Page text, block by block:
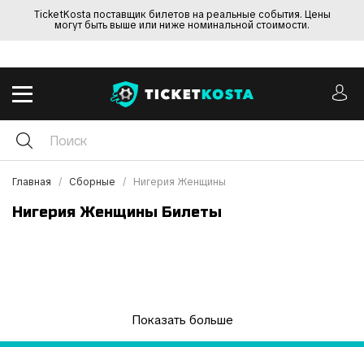
TicketKosta поставщик билетов на реальные события. Цены
могут быть выше или ниже номинальной стоимости.
Главная Сборные Нигерия Женщины
Нигерия Женщины Билеты
Показать больше